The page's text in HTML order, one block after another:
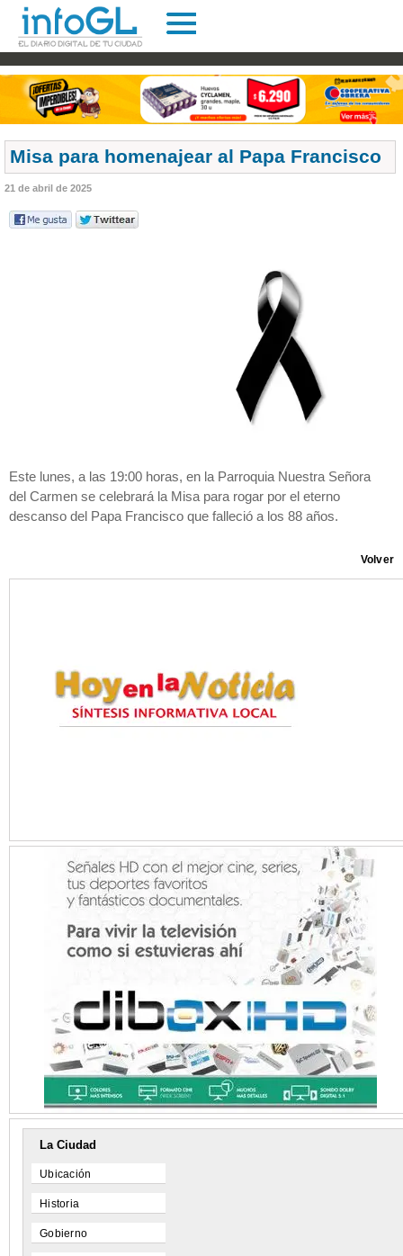
Misa para homenajear al Papa Francisco
21 de abril de 2025
Este lunes, a las 19:00 horas, en la Parroquia Nuestra Señora
del Carmen se celebrará la Misa para rogar por el eterno
descanso del Papa Francisco que falleció a los 88 años.
Volver
La Ciudad
Ubicación
Historia
Gobierno